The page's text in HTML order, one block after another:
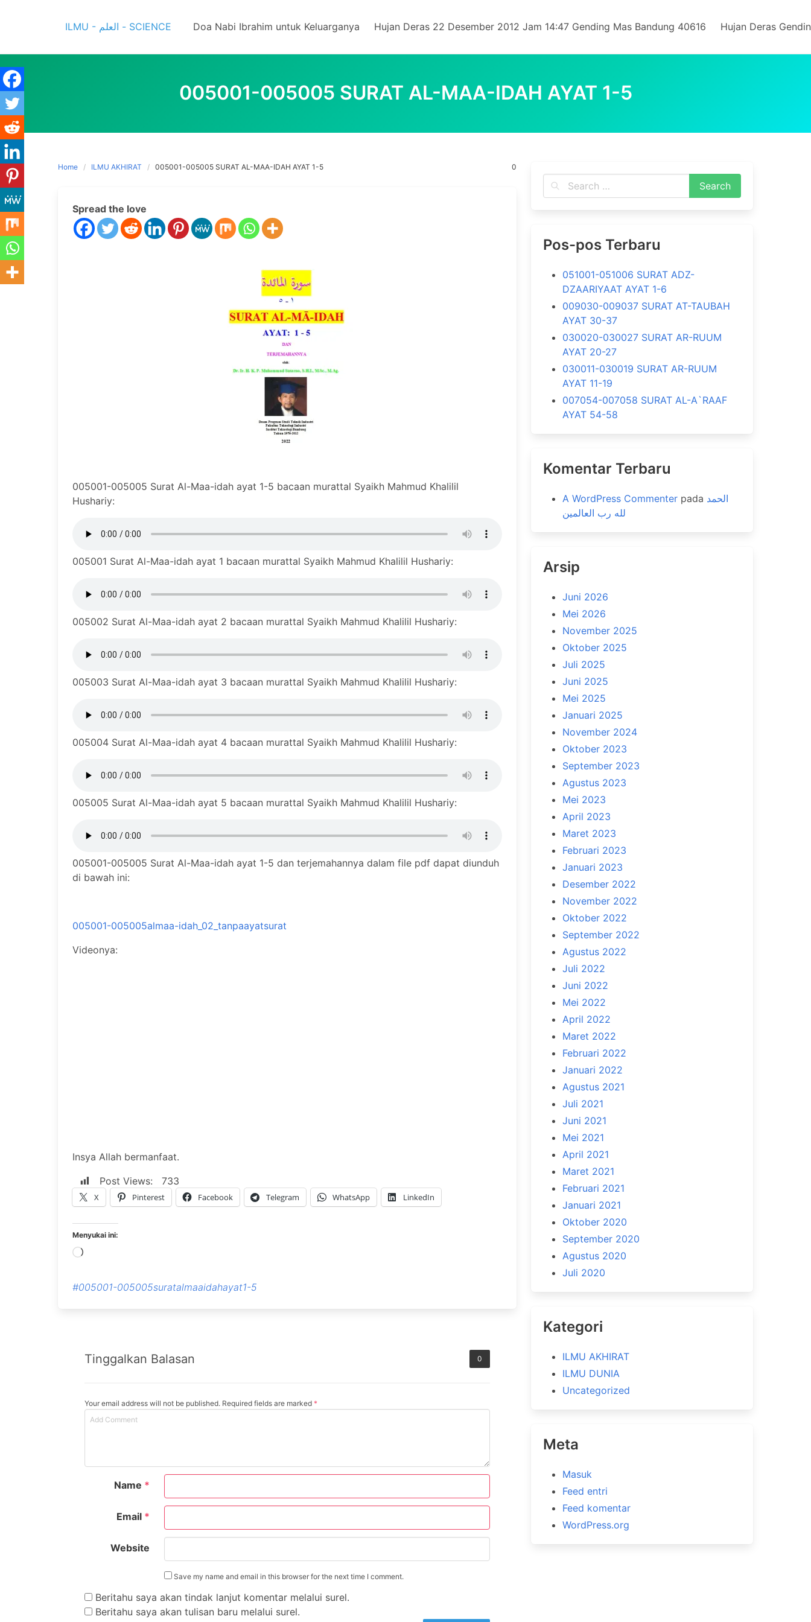
ILMU - العلم - SCIENCE Doa Nabi Ibrahim untuk Keluarganya Hujan Deras 22 Desember 2012 Jam 14:47 Gending Mas Bandung 40616 Hujan Deras
005001-005005 SURAT AL-MAA-IDAH AYAT 1-5
Home ILMU AKHIRAT 005001-005005 SURAT AL-MAA-IDAH AYAT 1-5 0
Spread the love
005001-005005 Surat Al-Maa-idah ayat 1-5 bacaan murattal Syaikh Mahmud Khalilil
Hushariy:
005001 Surat Al-Maa-idah ayat 1 bacaan murattal Syaikh Mahmud Khalilil Hushariy:
005002 Surat Al-Maa-idah ayat 2 bacaan murattal Syaikh Mahmud Khalilil Hushariy:
005003 Surat Al-Maa-idah ayat 3 bacaan murattal Syaikh Mahmud Khalilil Hushariy:
005004 Surat Al-Maa-idah ayat 4 bacaan murattal Syaikh Mahmud Khalilil Hushariy:
005005 Surat Al-Maa-idah ayat 5 bacaan murattal Syaikh Mahmud Khalilil Hushariy:
005001-005005 Surat Al-Maa-idah ayat 1-5 dan terjemahannya dalam file pdf dapat diunduh
di bawah ini:
005001-005005almaa-idah_02_tanpaayatsurat
Videonya:
Insya Allah bermanfaat.
Post Views:
733
X Pinterest Facebook Telegram WhatsApp LinkedIn
Menyukai ini:
Memuat...
#005001-005005suratalmaaidahayat1-5
Tinggalkan Balasan 0
Your email address will not be published. Required fields are marked *
Name *
Email *
Website
Save my name and email in this browser for the next time I comment.
Beritahu saya akan tindak lanjut komentar melalui surel.
Beritahu saya akan tulisan baru melalui surel.
Pos-pos Terbaru
051001-051006 SURAT ADZ-
DZAARIYAAT AYAT 1-6
009030-009037 SURAT AT-TAUBAH
AYAT 30-37
030020-030027 SURAT AR-RUUM
AYAT 20-27
030011-030019 SURAT AR-RUUM
AYAT 11-19
007054-007058 SURAT AL-A`RAAF
AYAT 54-58
Komentar Terbaru
A WordPress Commenterpada الحمد
لله رب العالمين
Arsip
Juni 2026
Mei 2026
November 2025
Oktober 2025
Juli 2025
Juni 2025
Mei 2025
Januari 2025
November 2024
Oktober 2023
September 2023
Agustus 2023
Mei 2023
April 2023
Maret 2023
Februari 2023
Januari 2023
Desember 2022
November 2022
Oktober 2022
September 2022
Agustus 2022
Juli 2022
Juni 2022
Mei 2022
April 2022
Maret 2022
Februari 2022
Januari 2022
Agustus 2021
Juli 2021
Juni 2021
Mei 2021
April 2021
Maret 2021
Februari 2021
Januari 2021
Oktober 2020
September 2020
Agustus 2020
Juli 2020
Kategori
ILMU AKHIRAT
ILMU DUNIA
Uncategorized
Meta
Masuk
Feed entri
Feed komentar
WordPress.org